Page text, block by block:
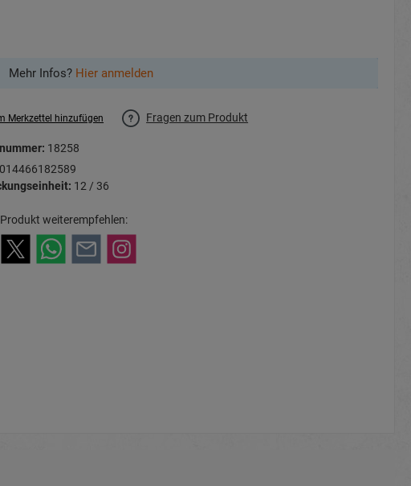
Mehr Infos? Hier anmelden
Merkzettel hinzufügen Fragen zum Produkt
18258
12 / 36
Produkt weiterempfehlen: